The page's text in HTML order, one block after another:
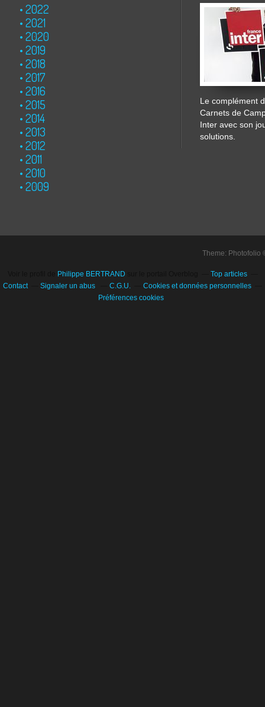
2022
2021
2020
2019
2018
2017
2016
2015
2014
2013
2012
2011
2010
2009
Le complément
Carnets de
Inter avec son
solutions.
Theme:
Philippe BERTRAND
Top articles
Contact
Signaler un abus C.G.U.
Cookies et données personnelles
Préférences cookies